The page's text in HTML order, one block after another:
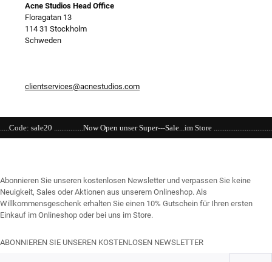
Acne Studios Head Office
Floragatan 13
114 31 Stockholm
Schweden
clientservices@acnestudios.com
Open unser Super---Sale...im Store
Abonnieren Sie unseren kostenlosen Newsletter und verpassen Sie keine
Neuigkeit, Sales oder Aktionen aus unserem Onlineshop. Als
Willkommensgeschenk erhalten Sie einen 10% Gutschein für Ihren ersten
Einkauf im Onlineshop oder bei uns im Store.
ABONNIEREN SIE UNSEREN KOSTENLOSEN NEWSLETTER